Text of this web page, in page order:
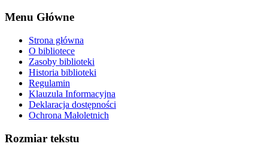
Menu Główne
Strona główna
O bibliotece
Zasoby biblioteki
Historia biblioteki
Regulamin
Klauzula Informacyjna
Deklaracja dostępności
Ochrona Małoletnich
Rozmiar tekstu